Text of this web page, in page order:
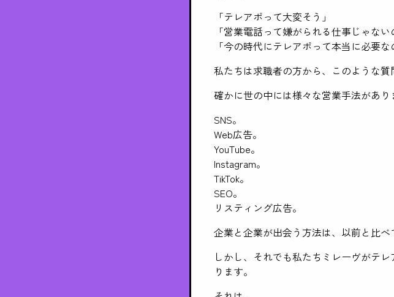
「テレアポって大変そう」
「営業電話って嫌がられる仕事じゃない
「今の時代にテレアポって本当に必要な
私たちは求職者の方から、このような質
確かに世の中には様々な営業手法があり
SNS。
Web広告。
YouTube。
Instagram。
TikTok。
SEO。
リスティング広告。
企業と企業が出会う方法は、以前と比べ
しかし、それでも私たちミレーヴがテ
ります。